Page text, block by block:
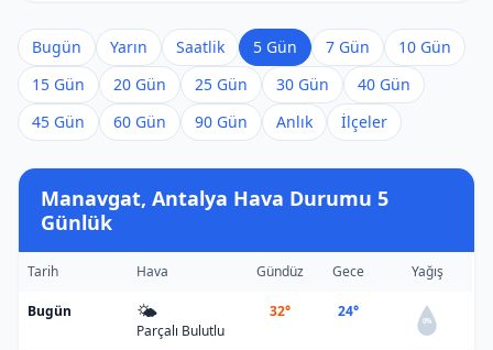
Bugün Yarın Saatlik 5 Gün 7 Gün
10 Gün
15 Gün
20 Gün 25 Gün 30 Gün
40 Gün
45 Gün
60 Gün 90 Gün Anlık İlçeler
Manavgat, Antalya Hava Durumu 5
Günlük
Tarih Hava Gündüz Gece Yağış
Bugün 🌤️
Parçalı Bulutlu
32° 24°
0%